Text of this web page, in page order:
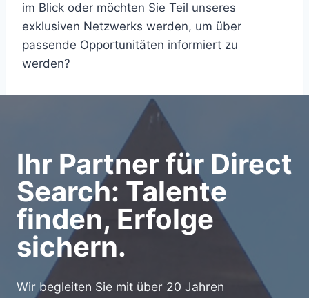
im Blick oder möchten Sie Teil unseres
exklusiven Netzwerks werden, um über
passende Opportunitäten informiert zu
werden?
Ihr Partner für Direct
Search: Talente
finden, Erfolge
sichern.
Wir begleiten Sie mit über 20 Jahren